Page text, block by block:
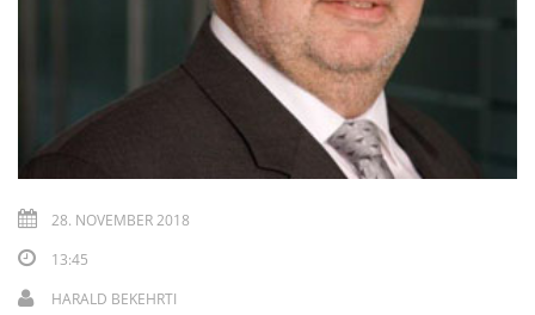
28. NOVEMBER 2018
13:45
HARALD BEKEHRTI